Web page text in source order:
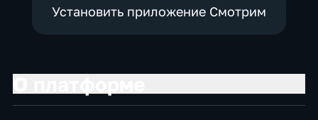
Установить приложение Смотрим